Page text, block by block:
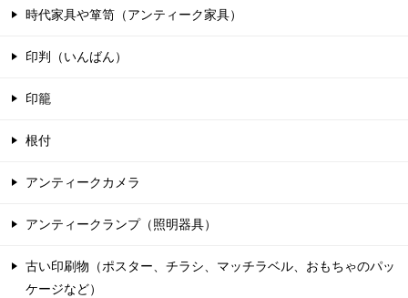
時代家具や箪笥（アンティーク家具）
印判（いんばん）
印籠
根付
アンティークカメラ
アンティークランプ（照明器具）
古い印刷物（ポスター、チラシ、マッチラベル、おもちゃのパッ
ケージなど）